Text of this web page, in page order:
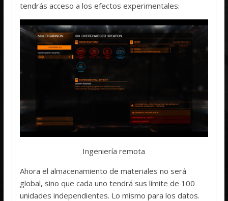
tendrás acceso a los efectos experimentales:
Ingeniería remota
Ahora el almacenamiento de materiales no será
global, sino que cada uno tendrá sus límite de 100
unidades independientes. Lo mismo para los datos.